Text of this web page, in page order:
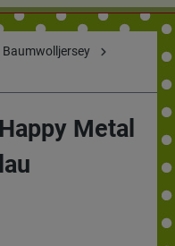
Baumwolljersey
Metal